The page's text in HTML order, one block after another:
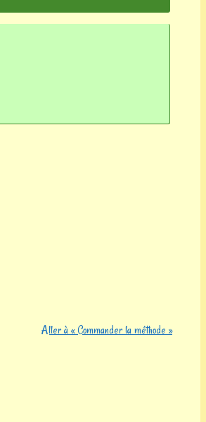
Aller à « Commander la méthode »